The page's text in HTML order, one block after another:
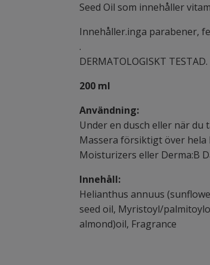
Seed Oil som innehåller
Innehåller.inga parabener,
.
DERMATOLOGISKT TESTAD.
200 ml
Användning:
Under en dusch eller när
Massera försiktigt över hela
Moisturizers eller Derma:B
Innehåll:
Helianthus annuus
seed oil, Myristoyl/
almond)oil, Fragrance